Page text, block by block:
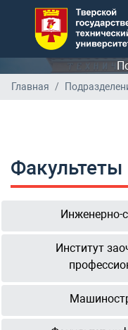
Главная
Инженерно-
Институт